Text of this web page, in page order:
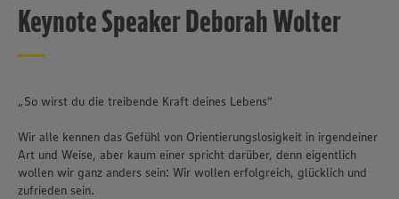
Keynote Speaker Deborah Wolter
„So wirst du die treibende Kraft deines Lebens“
Wir alle kennen das Gefühl von Orientierungslosigkeit in irgendeiner
Art und Weise, aber kaum einer spricht darüber, denn eigentlich
wollen wir ganz anders sein: Wir wollen erfolgreich, glücklich und
zufrieden sein.